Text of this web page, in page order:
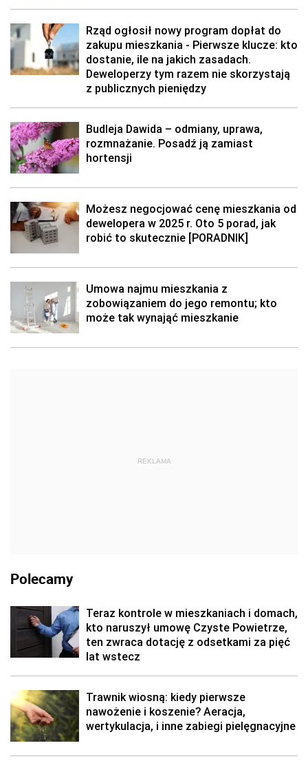
Rząd ogłosił nowy program dopłat do
zakupu mieszkania - Pierwsze klucze: kto
dostanie, ile na jakich zasadach.
Deweloperzy tym razem nie skorzystają
z publicznych pieniędzy
Budleja Dawida – odmiany, uprawa,
rozmnażanie. Posadź ją zamiast
hortensji
Możesz negocjować cenę mieszkania od
dewelopera w 2025 r. Oto 5 porad, jak
robić to skutecznie [PORADNIK]
Umowa najmu mieszkania z
zobowiązaniem do jego remontu; kto
może tak wynająć mieszkanie
REKLAMA
Polecamy
Teraz kontrole w mieszkaniach i domach,
kto naruszył umowę Czyste Powietrze,
ten zwraca dotację z odsetkami za pięć
lat wstecz
Trawnik wiosną: kiedy pierwsze
nawożenie i koszenie? Aeracja,
wertykulacja, i inne zabiegi pielęgnacyjne